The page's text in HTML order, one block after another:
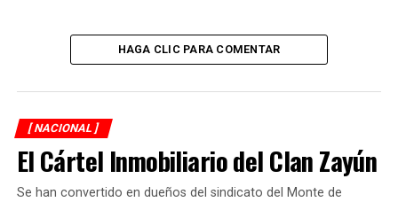
reportó en mayo que se habían encontrado al menos 60
mamuts, aunque para septiembre, esa cifra pasó a
Arqueólogos señalaron que el sitio puede ayudar a
solucionar el misterio de la extinción de estos animales.
(Con información de El Financiero)
HAGA CLIC PARA COMENTAR
[ NACIONAL ]
El Cártel Inmobiliario del Clan Zayún
Se han convertido en dueños del sindicato del Monte de